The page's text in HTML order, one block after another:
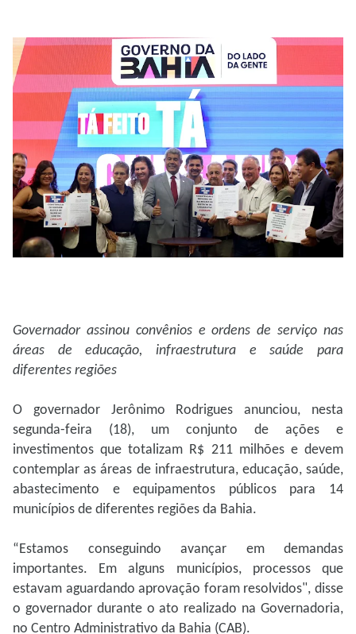
Governador assinou convênios e ordens de serviço nas
áreas de educação, infraestrutura e saúde para
diferentes regiões
O governador Jerônimo Rodrigues anunciou, nesta
segunda-feira (18), um conjunto de ações e
investimentos que totalizam R$ 211 milhões e devem
contemplar as áreas de infraestrutura, educação, saúde,
abastecimento e equipamentos públicos para 14
municípios de diferentes regiões da Bahia.
“Estamos conseguindo avançar em demandas
importantes. Em alguns municípios, processos que
estavam aguardando aprovação foram resolvidos", disse
o governador durante o ato realizado na Governadoria,
no Centro Administrativo da Bahia (CAB).